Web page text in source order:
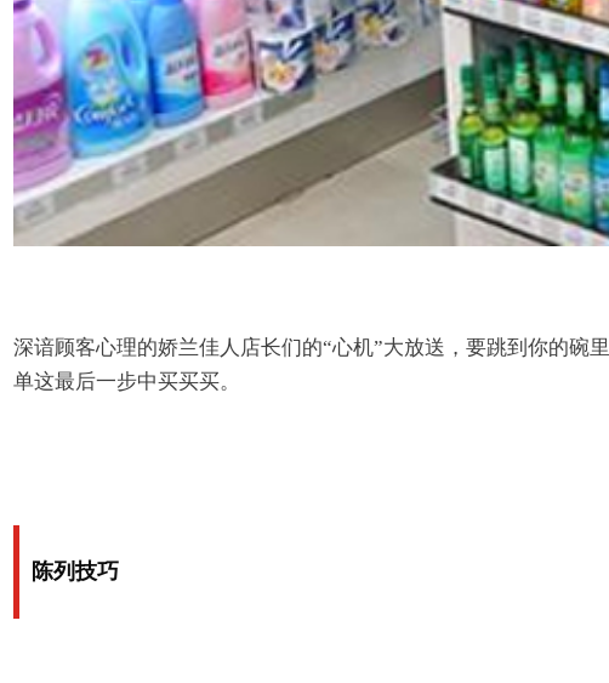
深谙顾客心理的娇兰佳人店长们的“心机”大放送，要跳到你的碗里
单这最后一步中买买买。
陈列技巧